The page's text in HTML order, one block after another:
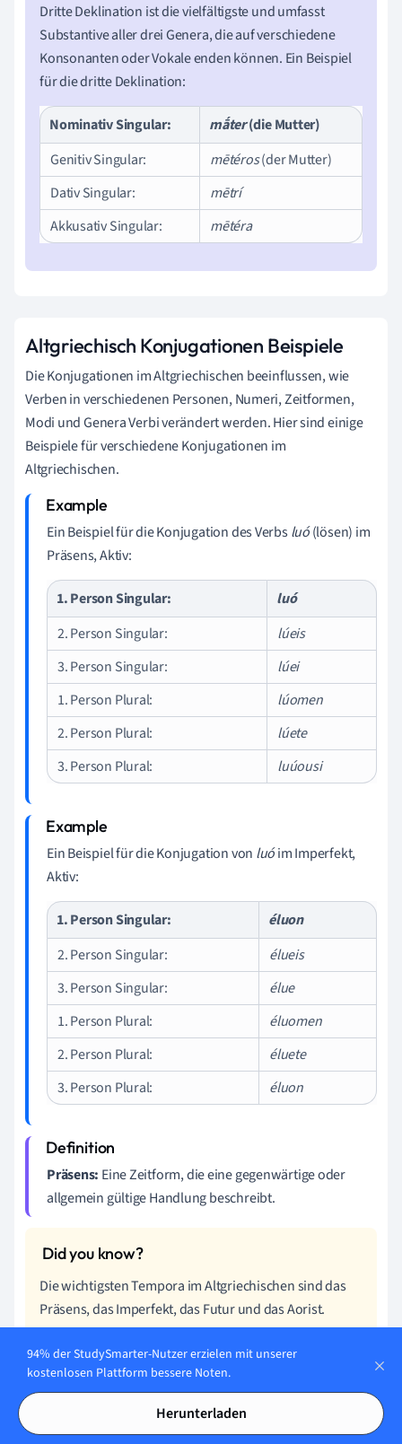
Dritte Deklination ist die vielfältigste und umfasst
Substantive aller drei Genera, die auf verschiedene
Konsonanten oder Vokale enden können. Ein Beispiel
für die dritte Deklination:
Nominativ Singular: mā́ter(die Mutter)
Genitiv Singular:
mētéros(der Mutter)
Dativ Singular:
mētrí
Akkusativ Singular:
mētéra
Altgriechisch Konjugationen Beispiele
Die Konjugationen im Altgriechischen beeinflussen, wie
Verben in verschiedenen Personen, Numeri, Zeitformen,
Modi und Genera Verbi verändert werden. Hier sind einige
Beispiele für verschiedene Konjugationen im
Altgriechischen.
Ein Beispiel für die Konjugation des Verbsluó(lösen) im
Präsens, Aktiv:
1. Person Singular:
luó
2. Person Singular:
lúeis
3. Person Singular:
lúei
1. Person Plural:
lúomen
2. Person Plural:
lúete
3. Person Plural:
luúousi
Ein Beispiel für die Konjugation von luóim Imperfekt,
Aktiv:
1. Person Singular:
éluon
2. Person Singular:
élueis
3. Person Singular:
élue
1. Person Plural:
éluomen
2. Person Plural:
éluete
3. Person Plural:
éluon
Präsens: Eine Zeitform, die eine gegenwärtige oder
allgemein gültige Handlung beschreibt.
Die wichtigsten Tempora im Altgriechischen sind das
Präsens, das Imperfekt, das Futur und das Aorist.
Der Aorist und das Futur verwenden oft ähnliche
94% der StudySmarter-Nutzer erzielen mit unserer
kostenlosen Plattform bessere Noten.
Herunterladen